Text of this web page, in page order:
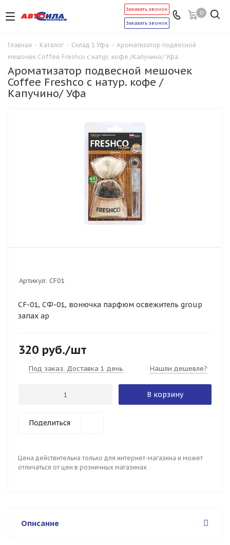
0
Заказать звонок
Заказать звонок
Главная - Каталог - Склад 1 Уфа - Ароматизатор подвесной
мешочек Coffee Freshco с натур. кофе /Капучино/ Уфа
Ароматизатор подвесной мешочек
Coffee Freshco с натур. кофе /
Капучино/ Уфа
Артикул: CF01
CF-01, СФ-01, вонючка парфюм освежитель group
запах ар
320 руб./шт
Под заказ. Доставка 1 день Нашли дешевле?
В корзину
Поделиться
Цена действительна только для интернет-магазина и может
отличаться от цен в розничных магазинах
Описание